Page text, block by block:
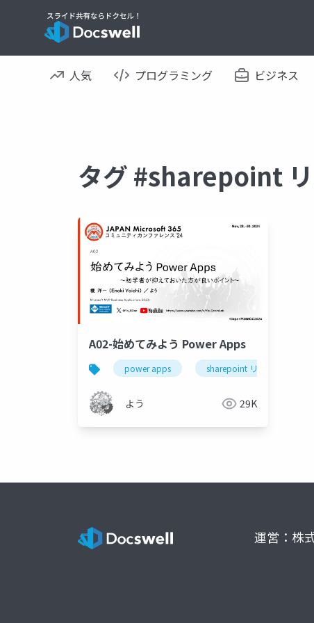
人気 プログラミング ビジネス
タグ #sharepoint
A02-始めてみよう Power Apps
power apps sharepoint リスト
よう 29K
運営：株